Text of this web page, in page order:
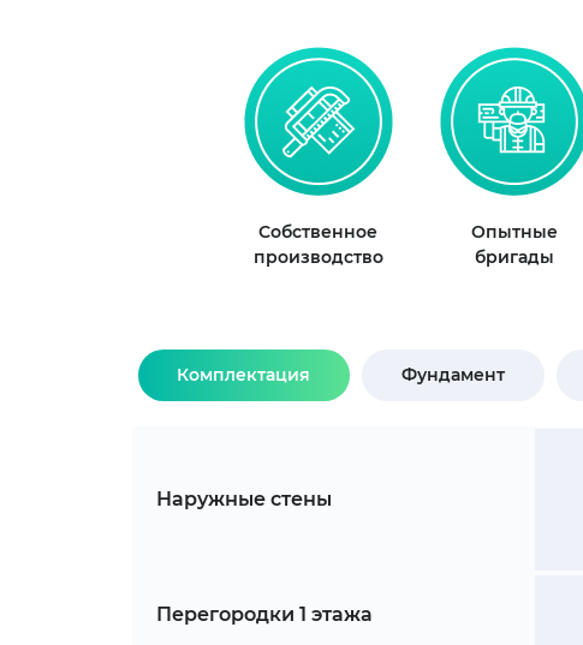
Собственное
производство
Опытные
бригады
Комплектация Фундамент
Наружные стены
Перегородки 1 этажа